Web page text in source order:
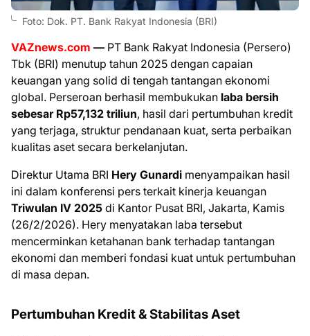
Foto: Dok. PT. Bank Rakyat Indonesia (BRI)
VAZnews.com — PT Bank Rakyat Indonesia (Persero)
Tbk (BRI) menutup tahun 2025 dengan capaian
keuangan yang solid di tengah tantangan ekonomi
global. Perseroan berhasil membukukan laba bersih
sebesar Rp57,132 triliun, hasil dari pertumbuhan kredit
yang terjaga, struktur pendanaan kuat, serta perbaikan
kualitas aset secara berkelanjutan.
Direktur Utama BRI Hery Gunardi menyampaikan hasil
ini dalam konferensi pers terkait kinerja keuangan
Triwulan IV 2025 di Kantor Pusat BRI, Jakarta, Kamis
(26/2/2026). Hery menyatakan laba tersebut
mencerminkan ketahanan bank terhadap tantangan
ekonomi dan memberi fondasi kuat untuk pertumbuhan
di masa depan.
Pertumbuhan Kredit & Stabilitas Aset